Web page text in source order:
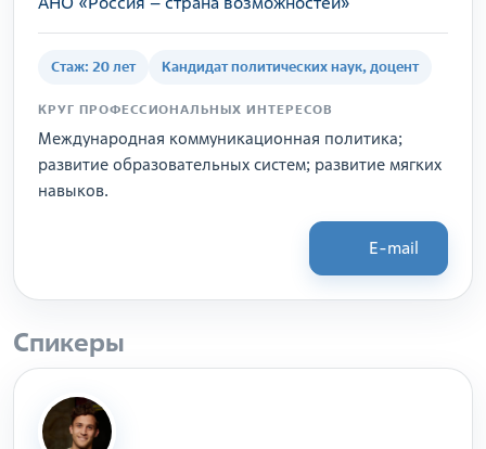
Стаж: 20 лет Кандидат политических наук, доцент
КРУГ ПРОФЕССИОНАЛЬНЫХ ИНТЕРЕСОВ
Международная коммуникационная политика;
развитие образовательных систем; развитие мягких
навыков.
E-mail
Спикеры